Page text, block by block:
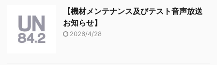
【機材メンテナンス及びテスト音声放送
お知らせ】
2026/4/28